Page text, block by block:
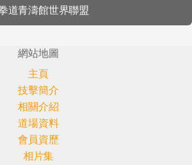
道青濤館世界聯盟
網站地圖
主頁
技擊簡介
相關介紹
道場資料
會員資歷
相片集